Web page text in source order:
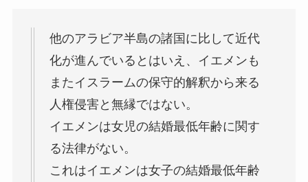
他のアラビア半島の諸国に比して近代
化が進んでいるとはいえ、イエメンも
またイスラームの保守的解釈から来る
人権侵害と無縁ではない。
イエメンは女児の結婚最低年齢に関す
る法律がない。
これはイエメンは女子の結婚最低年齢